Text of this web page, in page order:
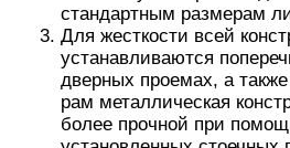
стандартным размерам
Для жесткости всей
устанавливаются
дверных проемах, а
рам металлическая
более прочной при